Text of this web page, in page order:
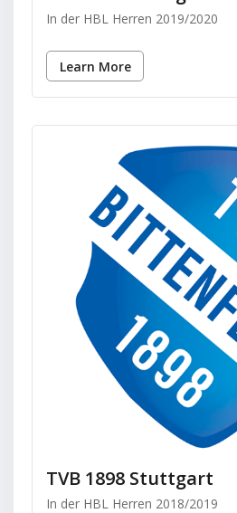
In der HBL Herren 2019/2020
Learn More
TVB 1898 Stuttgart
In der HBL Herren 2018/2019